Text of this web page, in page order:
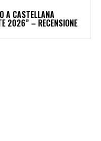
A CASTELLANA
2026” – RECENSIONE